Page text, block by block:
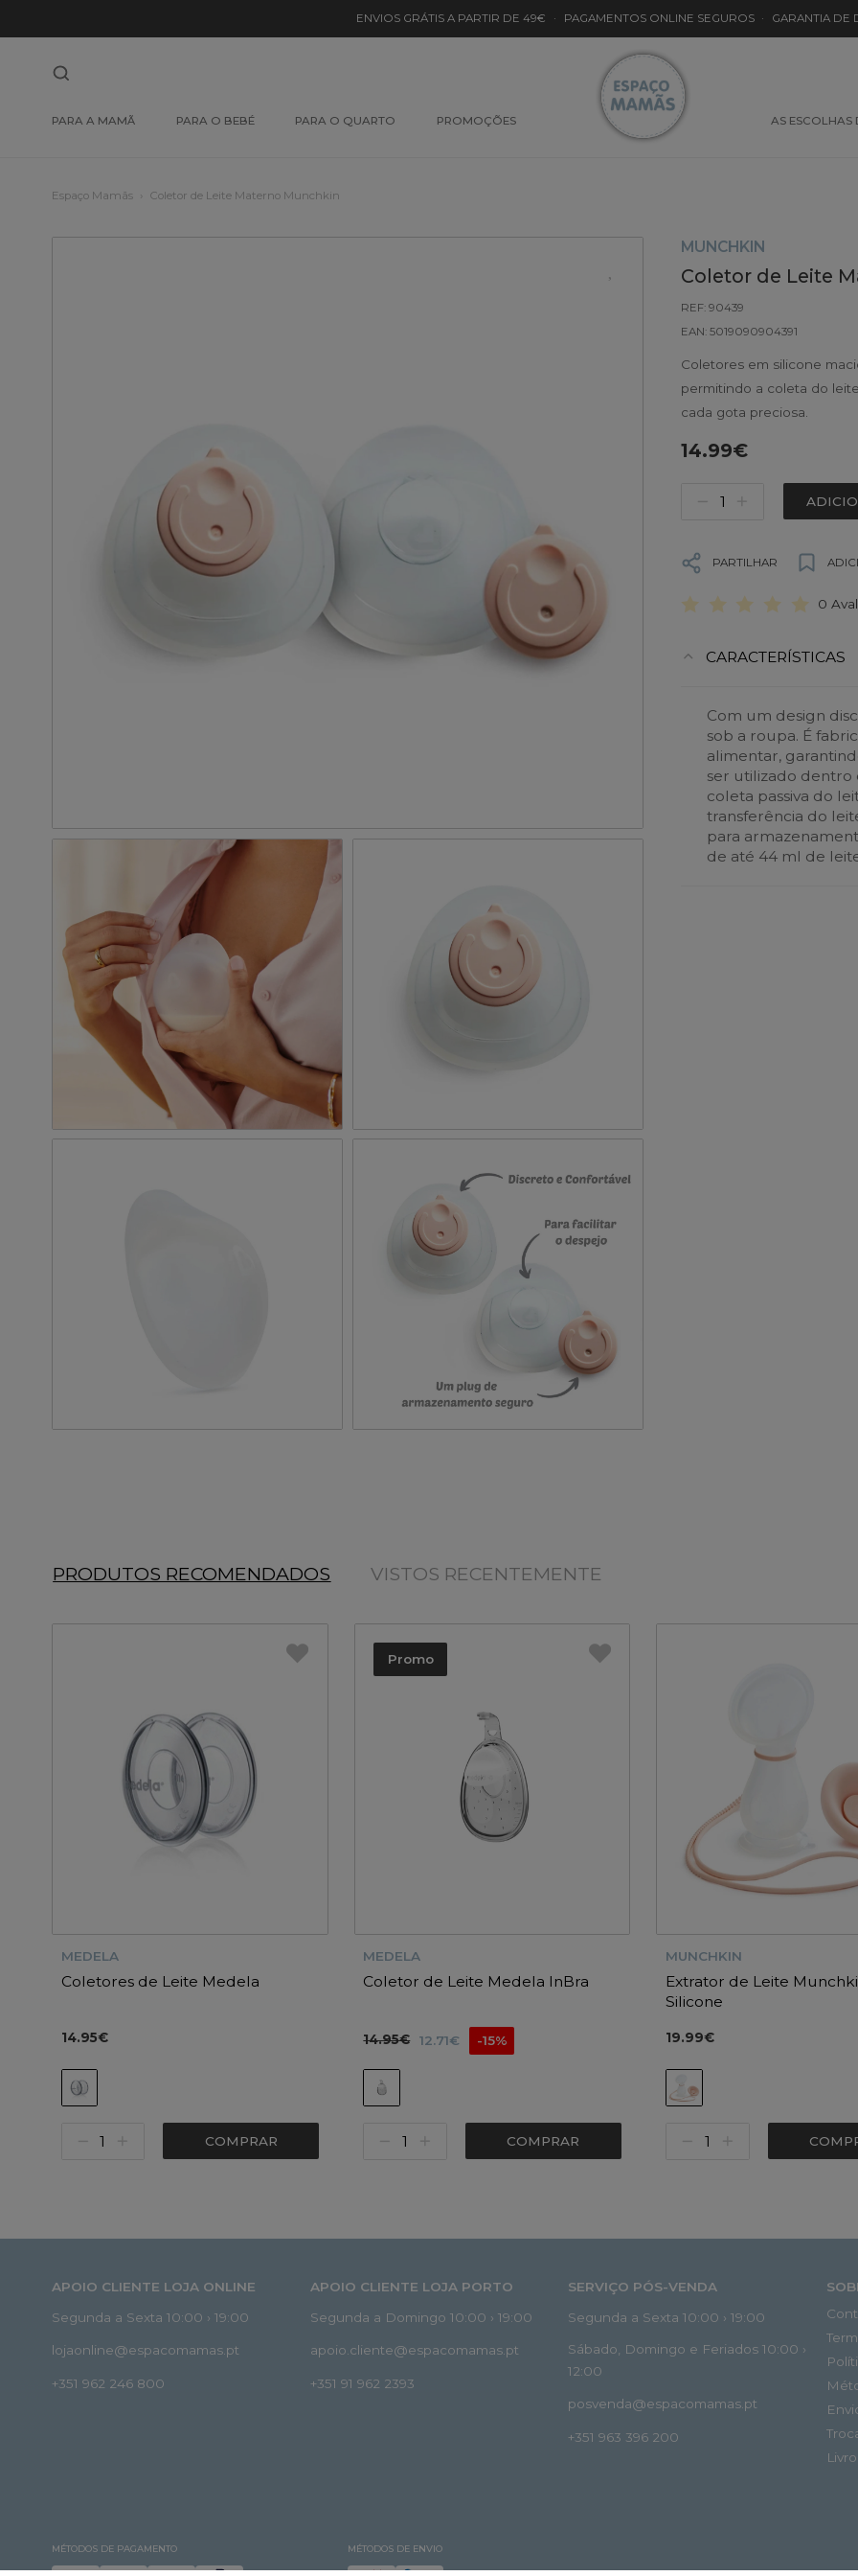
ENVIOS GRÁTIS A PARTIR DE 49€ · PAGAMENTOS ONLINE SEGUROS · GARANTIA DE
PARA A MAMÃ PARA O BEBÉ PARA O QUARTO PROMOÇÕES AS ESCOLHAS
Espaço Mamãs Coletor de Leite Materno Munchkin
MUNCHKIN
Coletor de Leite
REF: 90439
EAN: 5019090904391
Coletores em silicone
permitindo a coleta do
cada gota preciosa.
14.99€
PARTILHAR
0
CARACTERÍSTICAS
Com um design
sob a roupa. É
alimentar,
ser utilizado dentro
coleta passiva do
transferência do
para
de até 44 ml de
PRODUTOS RECOMENDADOS VISTOS RECENTEMENTE
MEDELA
Coletores de Leite Medela
14.95€
COMPRAR
Promo
MEDELA
Coletor de Leite Medela InBra
14.95€ 12.71€ -15%
COMPRAR
MUNCHKIN
Extrator de Leite
Silicone
19.99€
APOIO CLIENTE LOJA ONLINE
Segunda a Sexta 10:00 › 19:00
lojaonline@espacomamas.pt
+351 962 246 800
APOIO CLIENTE LOJA PORTO
Segunda a Domingo 10:00 › 19:00
apoio.cliente@espacomamas.pt
+351 91 962 2393
SERVIÇO PÓS-VENDA
Segunda a Sexta 10:00 › 19:00
Sábado, Domingo e Feriados 10:00 ›
12:00
posvenda@espacomamas.pt
+351 963 396 200
MÉTODOS DE PAGAMENTO MÉTODOS DE ENVIO